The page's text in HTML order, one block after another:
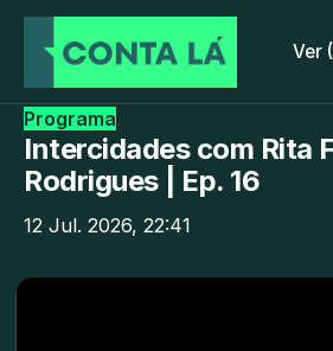
Ver
Programa
Intercidades com Rita
Rodrigues | Ep. 16
12 Jul. 2026, 22:41